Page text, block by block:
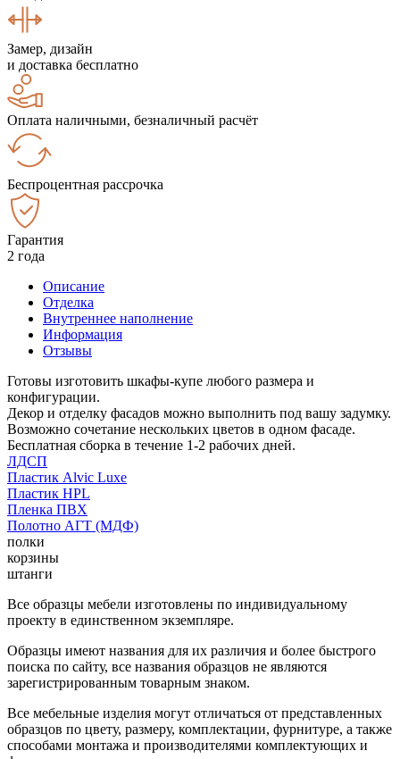
Замер, дизайн
и доставка бесплатно
Оплата наличными, безналичный расчёт
Беспроцентная рассрочка
Гарантия
2 года
Описание
Отделка
Внутреннее наполнение
Информация
Отзывы
Готовы изготовить шкафы-купе любого размера и
конфигурации.
Декор и отделку фасадов можно выполнить под вашу задумку.
Возможно сочетание нескольких цветов в одном фасаде.
Бесплатная сборка в течение 1-2 рабочих дней.
ЛДСП
Пластик Alvic Luxe
Пластик HPL
Пленка ПВХ
Полотно АГТ (МДФ)
полки
корзины
штанги
Все образцы мебели изготовлены по индивидуальному
проекту в единственном экземпляре.
Образцы имеют названия для их различия и более быстрого
поиска по сайту, все названия образцов не являются
зарегистрированным товарным знаком.
Все мебельные изделия могут отличаться от представленных
образцов по цвету, размеру, комплектации, фурнитуре, а также
способами монтажа и производителями комплектующих и